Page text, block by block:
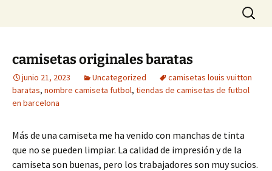
Buscar:
camisetas originales baratas
junio 21, 2023 Uncategorized
camisetas louis vuitton
baratas, nombre camiseta futbol, tiendas de camisetas de futbol
en barcelona
Más de una camiseta me ha venido con manchas de tinta
que no se pueden limpiar. La calidad de impresión y de la
camiseta son buenas, pero los trabajadores son muy sucios.